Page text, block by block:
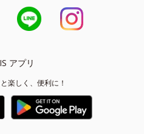
アプリ
楽しく、便利に！